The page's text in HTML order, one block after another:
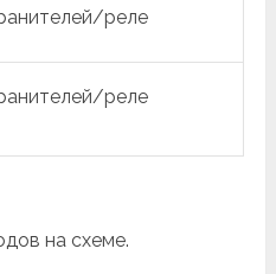
реле
реле
на схеме.